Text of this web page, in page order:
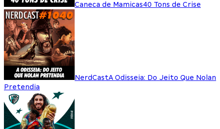
Caneca de Mamicas40 Tons de Crise
NerdCastA Odisseia: Do Jeito Que Nolan
Pretendia